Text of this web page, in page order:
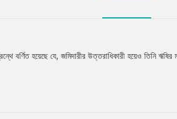
বর্ণিত হয়েছে যে, জমিদারীর উত্তরাধিকারী হয়েও তিনি